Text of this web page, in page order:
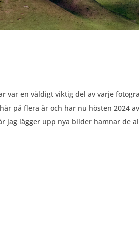
var en väldigt viktig del av varje
på flera år och har nu hösten 2024
jag lägger upp nya bilder hamnar de